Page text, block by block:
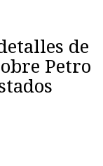
de
Petro